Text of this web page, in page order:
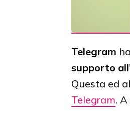
Telegram
supporto
Questa ed
Telegram.